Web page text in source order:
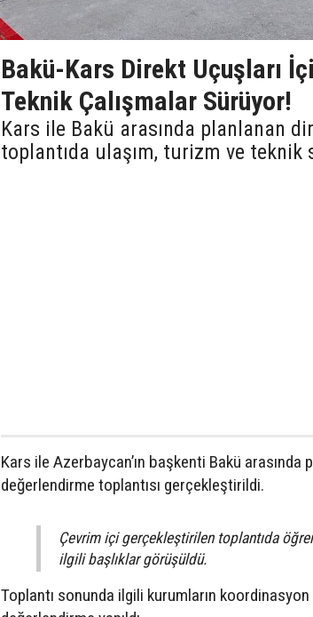
Bakü-Kars Direkt Uçuşları
Teknik Çalışmalar Sürüyor!
Kars ile Bakü arasında planlanan
toplantıda ulaşım, turizm ve
Kars ile Azerbaycan’ın başkenti Bakü
değerlendirme toplantısı gerçekleştirildi.
Çevrim içi gerçekleştirilen toplantıda
ilgili başlıklar görüşüldü.
Toplantı sonunda ilgili kurumların